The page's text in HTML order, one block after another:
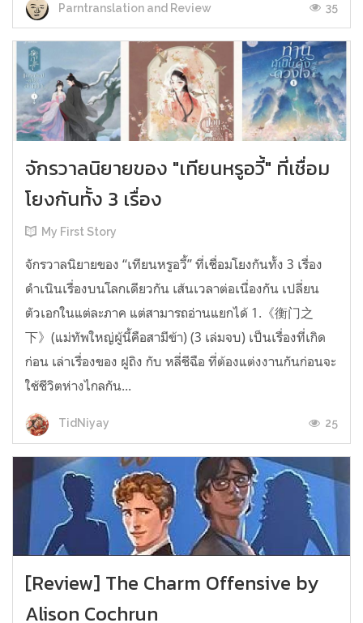
Parntranslation and Review 35
จักรวาลนิยายของ "เทียนหรูอวี้" ที่เชื่อม
โยงกันทั้ง 3 เรื่อง
My First Story
จักรวาลนิยายของ “เทียนหรูอวี้” ที่เชื่อมโยงกันทั้ง 3 เรื่อง
ดำเนินเรื่องบนโลกเดียวกัน เส้นเวลาต่อเนื่องกัน เปลี่ยน
ตัวเอกในแต่ละภาค แต่สามารถอ่านแยกได้ 1.《衡门之
下》(แม่ทัพใหญ่ผู้นี้คือสามีข้า) (3 เล่มจบ) เป็นเรื่องที่เกิด
ก่อน เล่าเรื่องของ ฝูถิง กับ หลี่ชีฉือ ที่ต้องแต่งงานกันก่อนจะ
ใช้ชีวิตห่างไกลกัน...
TidNiyay 25
[Review] The Charm Offensive by
Alison Cochrun